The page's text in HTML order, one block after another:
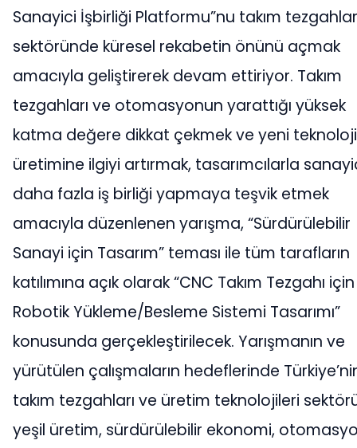
Sanayici İşbirliği Platformu”nu takım
sektöründe küresel rekabetin önünü açmak
amacıyla geliştirerek devam ettiriyor. Takım
tezgahları ve otomasyonun yarattığı yüksek
katma değere dikkat çekmek ve yeni
üretimine ilgiyi artırmak, tasarımcılarla
daha fazla iş birliği yapmaya teşvik etmek
amacıyla düzenlenen yarışma, “Sürdürülebilir
Sanayi için Tasarım” teması ile tüm tarafların
katılımına açık olarak “CNC Takım Tezgahı için
Robotik Yükleme/Besleme Sistemi Tasarımı”
konusunda gerçekleştirilecek. Yarışmanın ve
yürütülen çalışmaların hedeflerinde
takım tezgahları ve üretim teknolojileri
yeşil üretim, sürdürülebilir ekonomi,